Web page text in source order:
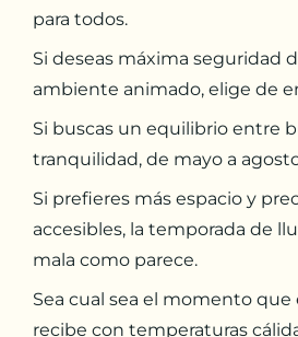
para todos.
Si deseas máxima seguridad
ambiente animado, elige de
Si buscas un equilibrio entre
tranquilidad, de mayo a
Si prefieres más espacio y
accesibles, la temporada de
mala como parece.
Sea cual sea el momento que
recibe con temperaturas